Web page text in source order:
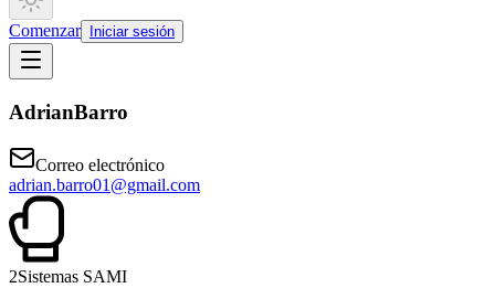
Comenzar Iniciar sesión
AdrianBarro
Correo electrónico
adrian.barro01@gmail.com
2Sistemas SAMI